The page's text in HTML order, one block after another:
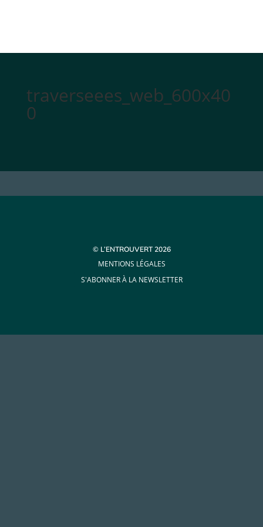
traverseees_web_600x40
0
© L’ENTROUVERT 2026
MENTIONS LÉGALES
S'ABONNER À LA NEWSLETTER